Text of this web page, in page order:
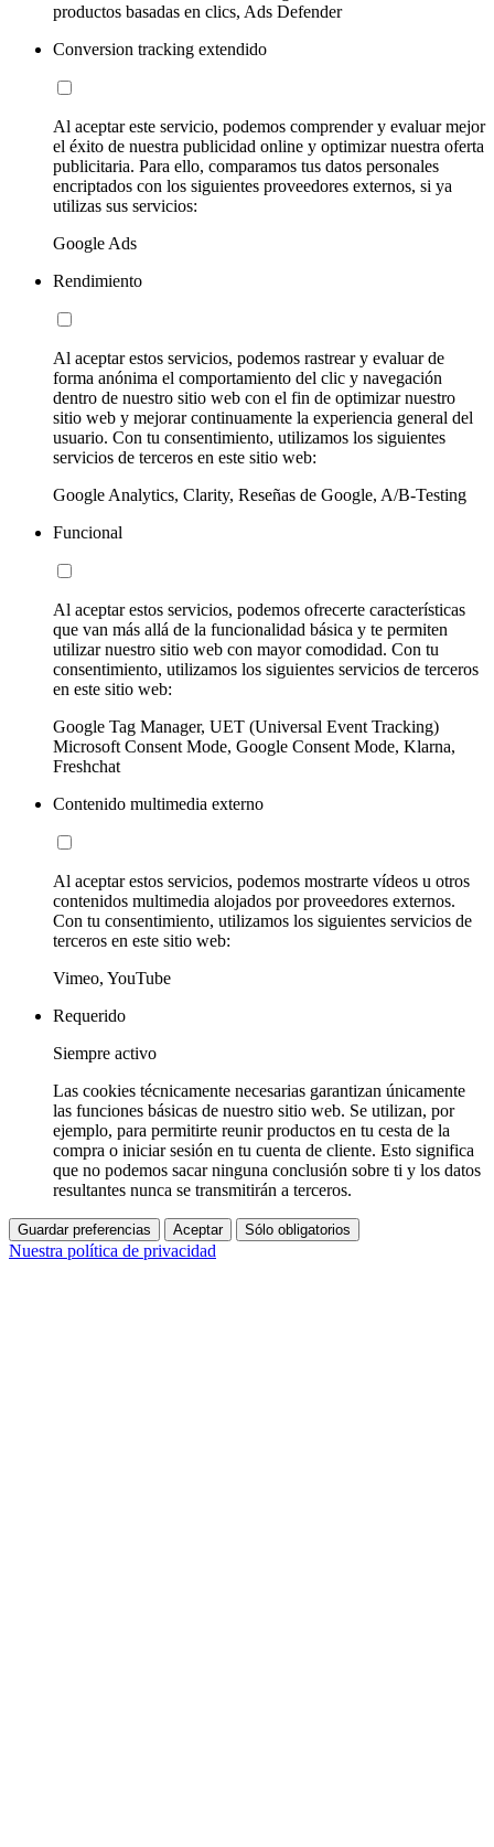
productos basadas en clics, Ads Defender
Conversion tracking extendido
Al aceptar este servicio, podemos comprender y evaluar mejor
el éxito de nuestra publicidad online y optimizar nuestra oferta
publicitaria. Para ello, comparamos tus datos personales
encriptados con los siguientes proveedores externos, si ya
utilizas sus servicios:
Google Ads
Rendimiento
Al aceptar estos servicios, podemos rastrear y evaluar de
forma anónima el comportamiento del clic y navegación
dentro de nuestro sitio web con el fin de optimizar nuestro
sitio web y mejorar continuamente la experiencia general del
usuario. Con tu consentimiento, utilizamos los siguientes
servicios de terceros en este sitio web:
Google Analytics, Clarity, Reseñas de Google, A/B-Testing
Funcional
Al aceptar estos servicios, podemos ofrecerte características
que van más allá de la funcionalidad básica y te permiten
utilizar nuestro sitio web con mayor comodidad. Con tu
consentimiento, utilizamos los siguientes servicios de terceros
en este sitio web:
Google Tag Manager, UET (Universal Event Tracking)
Microsoft Consent Mode, Google Consent Mode, Klarna,
Freshchat
Contenido multimedia externo
Al aceptar estos servicios, podemos mostrarte vídeos u otros
contenidos multimedia alojados por proveedores externos.
Con tu consentimiento, utilizamos los siguientes servicios de
terceros en este sitio web:
Vimeo, YouTube
Requerido
Siempre activo
Las cookies técnicamente necesarias garantizan únicamente
las funciones básicas de nuestro sitio web. Se utilizan, por
ejemplo, para permitirte reunir productos en tu cesta de la
compra o iniciar sesión en tu cuenta de cliente. Esto significa
que no podemos sacar ninguna conclusión sobre ti y los datos
resultantes nunca se transmitirán a terceros.
Guardar preferencias Aceptar Sólo obligatorios
Nuestra política de privacidad